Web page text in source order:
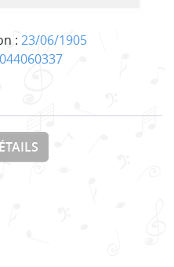
: 23/06/1905